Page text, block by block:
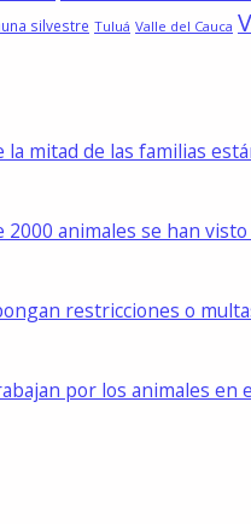
silvestre Tuluá Valle del Cauca
la mitad de las familias
2000 animales se han
restricciones o
por los animales en